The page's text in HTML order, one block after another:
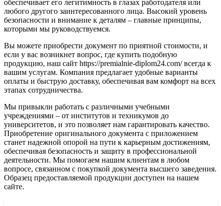
обеспечивает его легитимность в глазах работодателя или
любого другого заинтересованного лица. Высокий уровень
безопасности и внимание к деталям – главные принципы,
которыми мы руководствуемся.
Вы можете приобрести документ по приятной стоимости, и
если у вас возникнет вопрос, где купить подобную
продукцию, наш сайт https://premialnie-diplom24.com/ всегда к
вашим услугам. Компания предлагает удобные варианты
оплаты и быструю доставку, обеспечивая вам комфорт на всех
этапах сотрудничества.
Мы привыкли работать с различными учебными
учреждениями – от институтов и техникумов до
университетов, и это позволяет нам гарантировать качество.
Приобретение оригинального документа с приложением
станет надежной опорой на пути к карьерным достижениям,
обеспечивая безопасность и защиту в профессиональной
деятельности. Мы помогаем нашим клиентам в любом
вопросе, связанном с покупкой документа высшего заведения.
Образец предоставляемой продукции доступен на нашем
сайте.